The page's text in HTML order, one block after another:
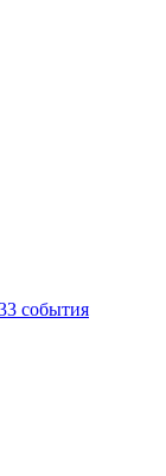
события